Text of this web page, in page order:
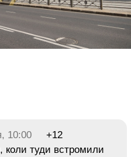
10:00
+12
коли туди встромили